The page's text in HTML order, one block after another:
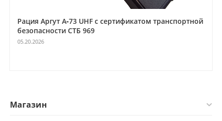
Рация Аргут А‑73 UHF с сертификатом транспортной
безопасности СТБ 969
05.20.2026
Магазин